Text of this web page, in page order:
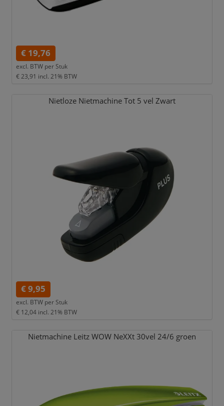
€ 19,76
excl. BTW per Stuk
€ 23,91 incl. 21% BTW
Nietloze Nietmachine Tot 5 vel Zwart
€ 9,95
excl. BTW per Stuk
€ 12,04 incl. 21% BTW
Nietmachine Leitz WOW NeXXt 30vel 24/6 groen